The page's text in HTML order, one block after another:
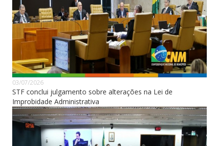
03/07/2026
STF conclui julgamento sobre alterações na Lei de
Improbidade Administrativa